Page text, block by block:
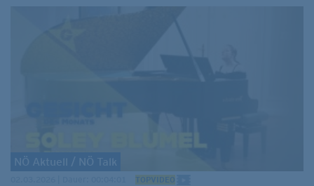
NÖ Aktuell / NÖ Talk
TOPVIDEO